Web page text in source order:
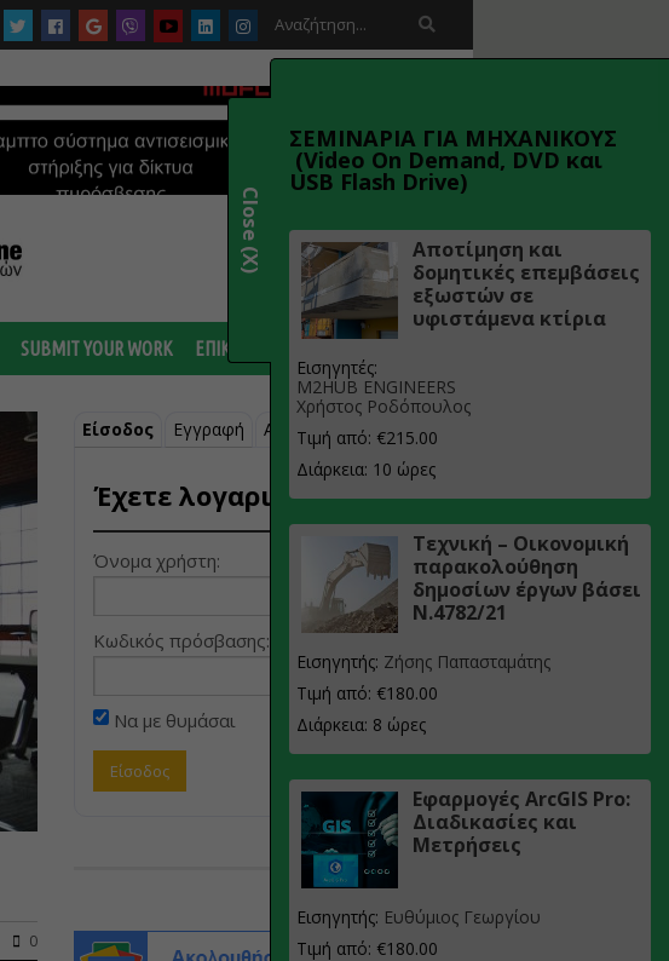

SUBMIT YOUR WORK ΕΠΙΚΟΙΝΩΝΙΑ
0
Είσοδος Εγγραφή Ανάκτηση κωδικού
Έχετε λογαριασμό;
Όνομα χρήστη:
Κωδικός πρόσβασης:
Να με θυμάσαι
ΣΕΜΙΝΑΡΙΑ ΓΙΑ ΜΗΧΑΝΙΚΟΥΣ
(Video On Demand, DVD και
USB Flash Drive)
Αποτίμηση και
δομητικές επεμβάσεις
εξωστών σε
υφιστάμενα κτίρια
Εισηγητές:
M2HUB ENGINEERS
Χρήστος Ροδόπουλος
Τιμή από: €215.00
Διάρκεια: 10 ώρες
Τεχνική – Οικονομική
παρακολούθηση
δημοσίων έργων βάσει
Ν.4782/21
Εισηγητής: Ζήσης Παπασταμάτης
Τιμή από: €180.00
Διάρκεια: 8 ώρες
Εφαρμογές ArcGIS Pro:
Διαδικασίες και
Μετρήσεις
Εισηγητής: Ευθύμιος Γεωργίου
Τιμή από: €180.00
Close (X)